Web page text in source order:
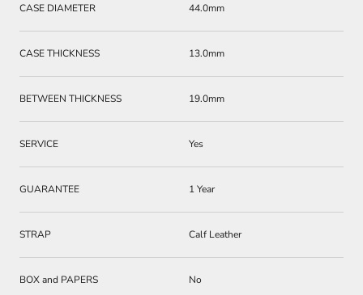
CASE DIAMETER 44.0mm
CASE THICKNESS 13.0mm
BETWEEN THICKNESS 19.0mm
SERVICE Yes
GUARANTEE 1 Year
STRAP Calf Leather
BOX and PAPERS No